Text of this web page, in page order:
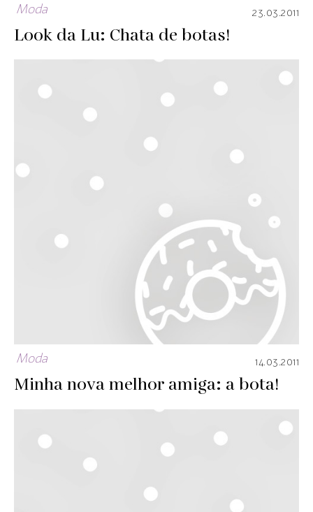
Moda 23.03.2011
Look da Lu: Chata de botas!
Moda 14.03.2011
Minha nova melhor amiga: a bota!